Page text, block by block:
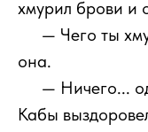
хмурил брови и
— Чего ты
она.
— Ничего...
Кабы